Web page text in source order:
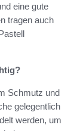
eine gute
tragen auch
Schmutz und
gelegentlich
werden, um